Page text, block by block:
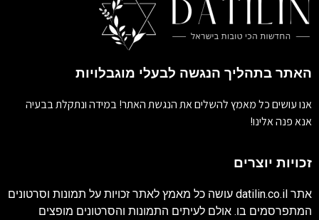
האתר בתהליך הנגשה לבעלי מוגבלויות
אנו עושים כל מאמץ להשלים את הנגשת האתר! במידה ונתקלת בבעיה
אנא פנה אלינו!
זכויות יוצרים
אתר datilin.co.il עושה כל מאמץ לאתר זכויות על תמונות וסרטונים
המתפרסמים בו. אולם לעיתים התמונות והסרטונים מופצים